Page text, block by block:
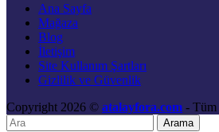
Ana Sayfa
Mağaza
Blog
İletişim
Site Kullanım Şartları
Gizlilik ve Güvenlik
Copyright 2026 © atalayfora.com - Tüm
Arama